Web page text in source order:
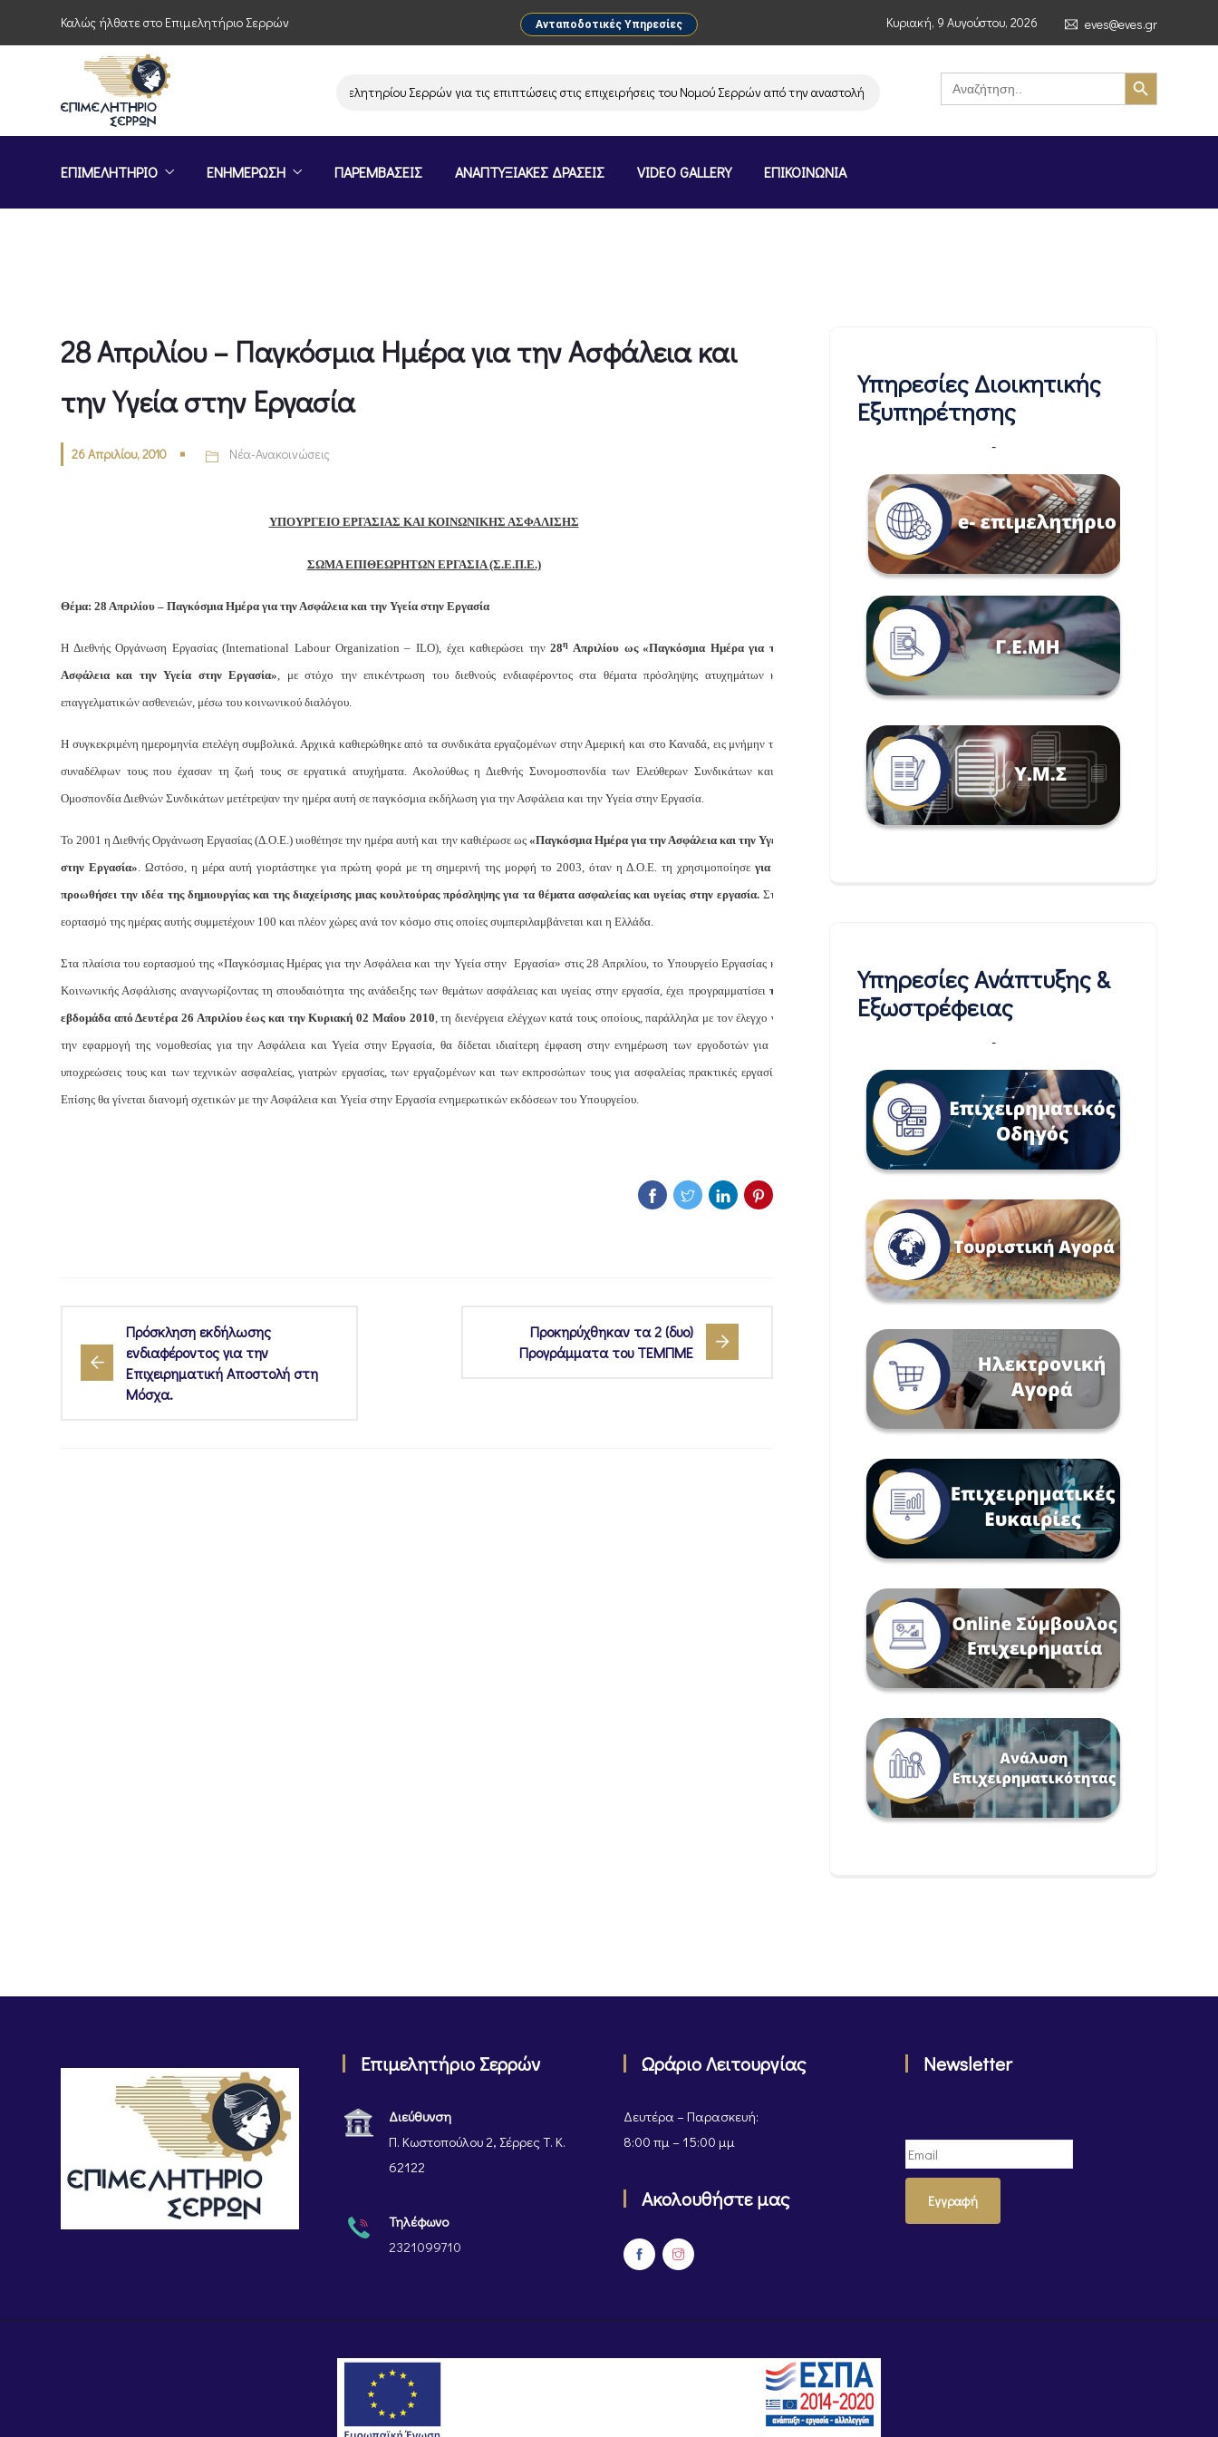
Καλώς ήλθατε στο Επιμελητήριο Σερρών Ανταποδοτικές Υπηρεσίες Κυριακή, 9 Αυγούστου, 2026 eves@eves.gr
Παρέμβαση του Επιμελητηρίου Σερρών για τις επιπτώσεις στις επιχειρήσεις του Νομού Σερρών από την αναστολή λειτουργίας της αλυσίδας σούπερ μάρκετ MERE στην Ελλάδα –
Search
for:
Search Button
ΕΠΙΜΕΛΗΤΗΡΙΟ ΕΝΗΜΕΡΩΣΗ ΠΑΡΕΜΒΑΣΕΙΣ ΑΝΑΠΤΥΞΙΑΚΕΣ ΔΡΑΣΕΙΣ VIDEO GALLERY ΕΠΙΚΟΙΝΩΝΙΑ
28 Απριλίου – Παγκόσμια Ημέρα για την Ασφάλεια και
την Υγεία στην Εργασία
26 Απριλίου, 2010 Νέα-Ανακοινώσεις
ΥΠΟΥΡΓΕΙΟ ΕΡΓΑΣΙΑΣ ΚΑΙ ΚΟΙΝΩΝΙΚHΣ ΑΣΦΑΛΙΣΗΣ
ΣΩΜΑ ΕΠΙΘΕΩΡΗΤΩΝ ΕΡΓΑΣΙΑ (Σ.Ε.Π.Ε.)
Θέμα: 28 Απριλίου – Παγκόσμια Ημέρα για την Ασφάλεια και την Υγεία στην Εργασία
Η Διεθνής Οργάνωση Εργασίας (International Labour Organization – ILO), έχει καθιερώσει την28η Απριλίου ως «Παγκόσμια Ημέρα για την
Ασφάλεια και την Υγεία στην Εργασία», με στόχο την επικέντρωση του διεθνούς ενδιαφέροντος στα θέματα πρόσληψης ατυχημάτων και
επαγγελματικών ασθενειών, μέσω του κοινωνικού διαλόγου.
Η συγκεκριμένη ημερομηνία επελέγη συμβολικά. Αρχικά καθιερώθηκε από τα συνδικάτα εργαζομένων στην Αμερική και στο Καναδά, εις μνήμην των
συναδέλφων τους που έχασαν τη ζωή τους σε εργατικά ατυχήματα. Ακολούθως η Διεθνής Συνομοσπονδία των Ελεύθερων Συνδικάτων και η
Ομοσπονδία Διεθνών Συνδικάτων μετέτρεψαν την ημέρα αυτή σε παγκόσμια εκδήλωση για την Ασφάλεια και την Υγεία στην Εργασία.
Το 2001 η Διεθνής Οργάνωση Εργασίας (Δ.Ο.Ε.) υιοθέτησε την ημέρα αυτή και την καθιέρωσε ως «Παγκόσμια Ημέρα για την Ασφάλεια και την Υγεία
στην Εργασία». Ωστόσο, η μέρα αυτή γιορτάστηκε για πρώτη φορά με τη σημερινή της μορφή το 2003, όταν η Δ.Ο.Ε. τη χρησιμοποίησεγια να
προωθήσει την ιδέα της δημιουργίας και της διαχείρισης μιας κουλτούρας πρόσληψης για τα θέματα ασφαλείας και υγείας στην εργασία.Στον
εορτασμό της ημέρας αυτής συμμετέχουν 100 και πλέον χώρες ανά τον κόσμο στις οποίες συμπεριλαμβάνεται και η Ελλάδα.
Στα πλαίσια του εορτασμού της «Παγκόσμιας Ημέρας για την Ασφάλεια και την Υγεία στην Εργασία» στις 28 Απριλίου, το Υπουργείο Εργασίας και
Κοινωνικής Ασφάλισης αναγνωρίζοντας τη σπουδαιότητα της ανάδειξης των θεμάτων ασφάλειας και υγείας στην εργασία, έχει προγραμματίσει την
εβδομάδα από Δευτέρα 26 Απριλίου έως και την Κυριακή 02 Μαΐου 2010, τη διενέργεια ελέγχων κατά τους οποίους, παράλληλα με τον έλεγχο για
την εφαρμογή της νομοθεσίας για την Ασφάλεια και Υγεία στην Εργασία, θα δίδεται ιδιαίτερη έμφαση στην ενημέρωση των εργοδοτών για τις
υποχρεώσεις τους και των τεχνικών ασφαλείας, γιατρών εργασίας, των εργαζομένων και των εκπροσώπων τους για ασφαλείας πρακτικές εργασίας.
Επίσης θα γίνεται διανομή σχετικών με την Ασφάλεια και Υγεία στην Εργασία ενημερωτικών εκδόσεων του Υπουργείου.
Πρόσκληση εκδήλωσης
ενδιαφέροντος για την
Επιχειρηματική Αποστολή στη
Μόσχα.
Προκηρύχθηκαν τα 2 (δυο)
Προγράμματα του ΤΕΜΠΜΕ
Υπηρεσίες Διοικητικής
Εξυπηρέτησης
-
Υπηρεσίες Ανάπτυξης &
Εξωστρέφειας
-
Επιμελητήριο Σερρών
Διεύθυνση
Π. Κωστοπούλου 2, Σέρρες Τ. Κ.
62122
Τηλέφωνο
2321099710
Ωράριο Λειτουργίας
Δευτέρα – Παρασκευή:
8:00 πμ – 15:00 μμ
Ακολουθήστε μας
Newsletter
Εγγραφή